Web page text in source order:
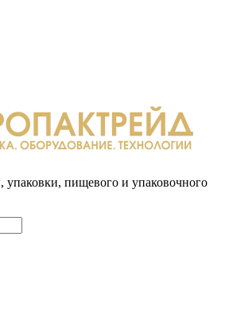
упаковки, пищевого и упаковочного